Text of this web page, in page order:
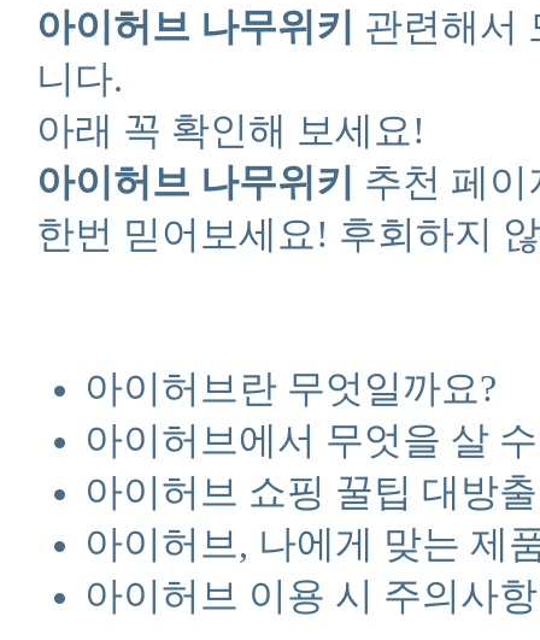
아이허브 나무위키
관련해서
니다.
아래 꼭 확인해 보세요!
아이허브 나무위키
추천 페
한번 믿어보세요! 후회하지
아이허브란 무엇일까요?
아이허브에서 무엇을 살
아이허브 쇼핑 꿀팁 대방출
아이허브, 나에게 맞는 제
아이허브 이용 시 주의사항